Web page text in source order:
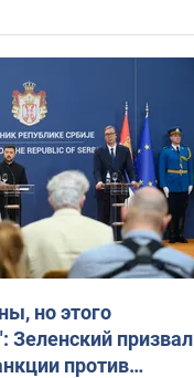
но этого
Зеленский призвал
против